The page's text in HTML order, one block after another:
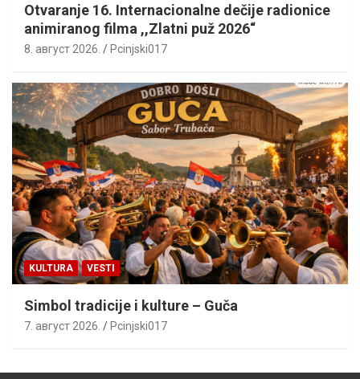
Otvaranje 16. Internacionalne dečije radionice
animiranog filma ,,Zlatni puž 2026“
8. август 2026. Pcinjski017
KULTURA VESTI
Simbol tradicije i kulture – Guča
7. август 2026. Pcinjski017